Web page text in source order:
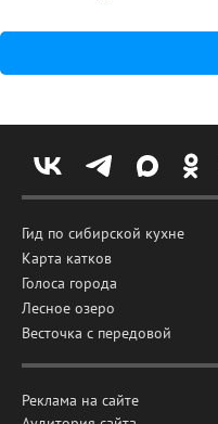
Гид по сибирской кухне
Карта катков
Голоса города
Лесное озеро
Весточка с передовой
Реклама на сайте